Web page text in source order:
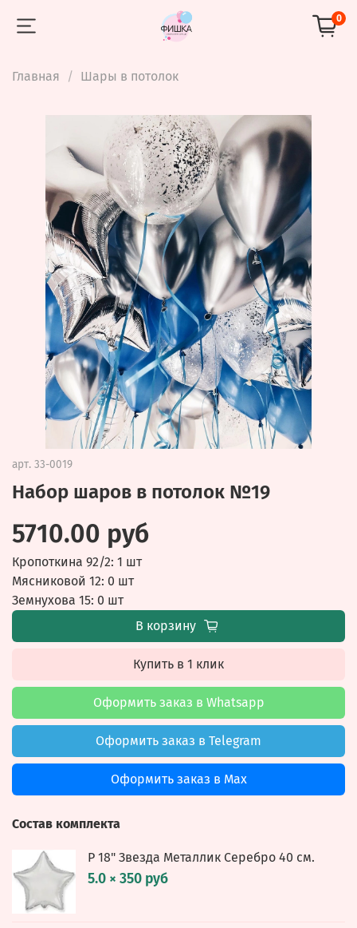
0
Главная Шары в потолок
арт. 33-0019
Набор шаров в потолок №19
5710.00 руб
Кропоткина 92/2: 1 шт
Мясниковой 12: 0 шт
Земнухова 15: 0 шт
В корзину
Купить в 1 клик
Оформить заказ в Whatsapp
Оформить заказ в Telegram
Оформить заказ в Max
Состав комплекта
Р 18" Звезда Металлик Серебро 40 см.
5.0 × 350 руб